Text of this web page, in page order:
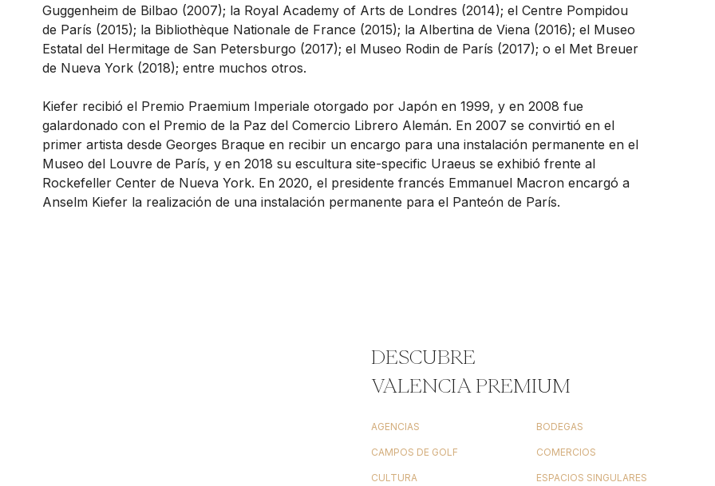
Guggenheim de Bilbao (2007); la Royal Academy of Arts de Londres (2014); el Centre Pompidou
de París (2015); la Bibliothèque Nationale de France (2015); la Albertina de Viena (2016); el Museo
Estatal del Hermitage de San Petersburgo (2017); el Museo Rodin de París (2017); o el Met Breuer
de Nueva York (2018); entre muchos otros.
Kiefer recibió el Premio Praemium Imperiale otorgado por Japón en 1999, y en 2008 fue
galardonado con el Premio de la Paz del Comercio Librero Alemán. En 2007 se convirtió en el
primer artista desde Georges Braque en recibir un encargo para una instalación permanente en el
Museo del Louvre de París, y en 2018 su escultura site-specific Uraeus se exhibió frente al
Rockefeller Center de Nueva York. En 2020, el presidente francés Emmanuel Macron encargó a
Anselm Kiefer la realización de una instalación permanente para el Panteón de París.
DESCUBRE
VALENCIA PREMIUM
AGENCIAS BODEGAS
CAMPOS DE GOLF COMERCIOS
CULTURA ESPACIOS SINGULARES